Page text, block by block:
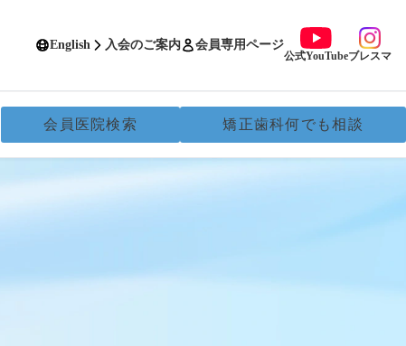
English 入会のご案内 会員専用ページ
公式YouTubeブレスマ
会員医院検索 矯正歯科何でも相談